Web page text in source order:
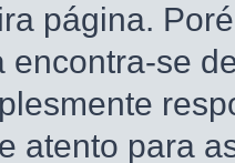
página.
encontra-se
atento para